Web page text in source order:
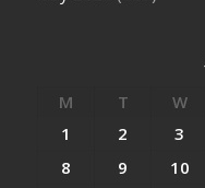
M T W
1
2 3
8
9 10